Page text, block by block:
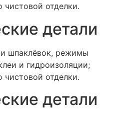
отделки.
детали
шпаклёвок, режимы
и гидроизоляции;
отделки.
детали